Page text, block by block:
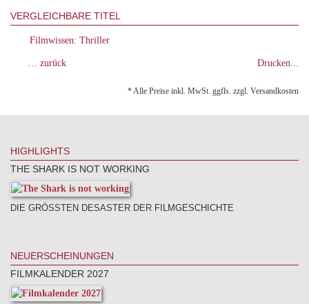
VERGLEICHBARE TITEL
Filmwissen: Thriller
… zurück Drucken...
* Alle Preise inkl. MwSt. ggfls. zzgl. Versandkosten
HIGHLIGHTS
THE SHARK IS NOT WORKING
DIE GRÖSSTEN DESASTER DER FILMGESCHICHTE
NEUERSCHEINUNGEN
FILMKALENDER 2027